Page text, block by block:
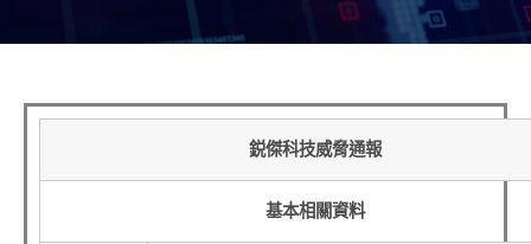
鋭傑科技威脅通報
基本相關資料